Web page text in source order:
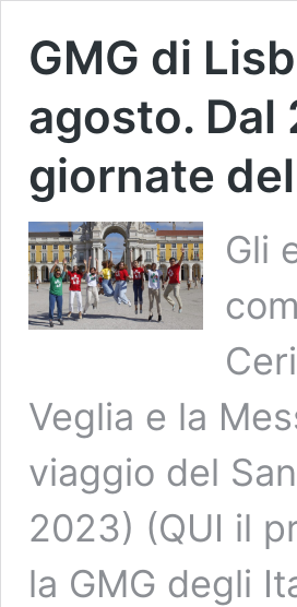
GMG di
agosto. Dal
giornate
Gli
Veglia e la
viaggio del
2023) (QUI il
la GMG degli